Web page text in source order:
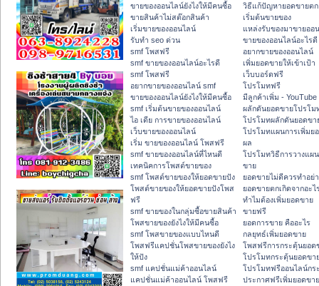
ขายของออนไลน์ยังไงให้มีคนซื้อ
ขายสินค้าไม่สต๊อกสินค้า
เริ่มขายของออนไลน์
รับทำ seo ด่วน
smf โพสฟรี
smf ขายของออนไลน์อะไรดี
smf โพสฟรี
อยากขายของออนไลน์ smf
ขายของออนไลน์ยังไงให้มีคนซื้อ
smf เริ่มต้นขายของออนไลน์
ไอ เดีย การขายของออนไลน์
เว็บขายของออนไลน์
เริ่ม ขายของออนไลน์ โพสฟรี
smf ขายของออนไลน์ที่ไหนดี
เทคนิคการโพสต์ขายของ
smf โพสต์ขายของให้ยอดขายปัง
โพสต์ขายของให้ยอดขายปังโพส
ฟรี
smf ขายของในกลุ่มซื้อขายสินค้า
โพสขายของยังไงให้มีคนซื้อ
smf โพสขายของแบบไหนดี
โพสฟรีแคปชั่นโพสขายของยังไง
ให้ปัง
smf แคปชั่นแม่ค้าออนไลน์
แคปชั่นแม่ค้าออนไลน์ โพสฟรี
วิธีแก้ปัญหายอดขายตก
เริ่มต้นขายของ
แหล่งรับของมาขายออ
ขายของออนไลน์อะไรดี
อยากขายของออนไลน์
เพิ่มยอดขายให้เข้าเป้า
เว็บบอร์ดฟรี
โปรโมทฟรี
มีลูกค้าเพิ่ม - YouTube
ผลักดันยอดขายโปรโม
โปรโมทผลักดันยอดขา
โปรโมทแผนการเพิ่มย
ผล
โปรโมทวิธีการวางแผ
ขาย
ยอดขายไม่ดีควรทำอย่า
ยอดขายตกเกิดจากอะไ
ทำไมต้องเพิ่มยอดขาย
ขายฟรี
ยอดการขาย คืออะไร
กลยุทธ์เพิ่มยอดขาย
โพสฟรีการกระตุ้นยอด
โปรโมทกระตุ้นยอดขา
โปรโมทฟรีออนไลน์กร
ประกาศฟรีเพิ่มยอดขาย